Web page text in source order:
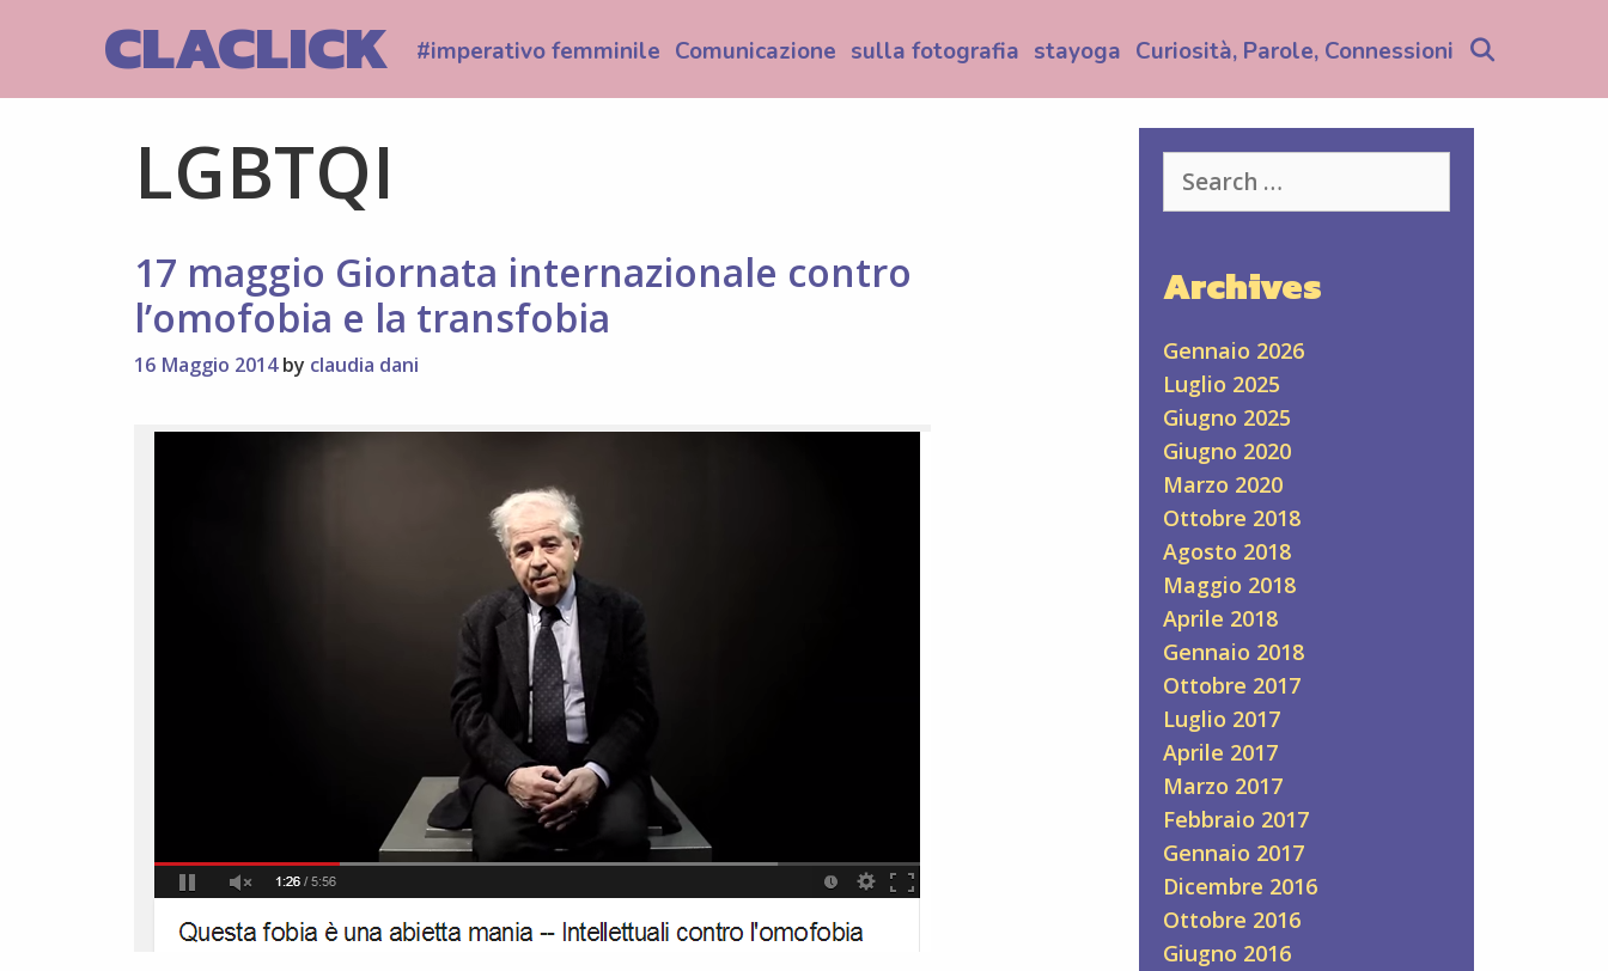
CLACLICK #imperativo femminile Comunicazione sulla fotografia stayoga Curiosità, Parole, Connessioni
LGBTQI
17 maggio Giornata internazionale contro
l’omofobia e la transfobia
16 Maggio 2014 by claudia dani
for:
Archives
Gennaio 2026
Luglio 2025
Giugno 2025
Giugno 2020
Marzo 2020
Ottobre 2018
Agosto 2018
Maggio 2018
Aprile 2018
Gennaio 2018
Ottobre 2017
Luglio 2017
Aprile 2017
Marzo 2017
Febbraio 2017
Gennaio 2017
Dicembre 2016
Ottobre 2016
Giugno 2016